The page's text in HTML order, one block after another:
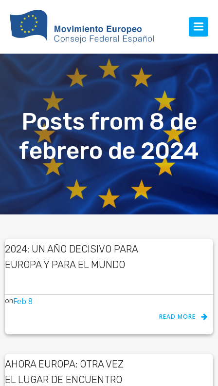
Posts from 8 de
febrero de 2024
2024: UN AÑO DECISIVO PARA
EUROPA Y PARA EL MUNDO
onFeb 8
READ MORE
AHORA EUROPA: OTRA VEZ
EL LUGAR DE ENCUENTRO